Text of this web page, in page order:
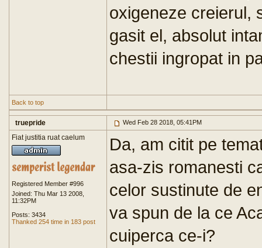
oxigeneze creierul,
gasit el, absolut
chestii ingropat in
Back to top
truepride Wed Feb 28 2018, 05:41PM
Fiat justitia ruat caelum
Registered Member #996
Joined: Thu Mar 13 2008,
11:32PM
Posts: 3434
Thanked 254 time in 183 post
Da, am citit pe
asa-zis romanesti
celor sustinute de
va spun de la ce
cuiperca ce-i?